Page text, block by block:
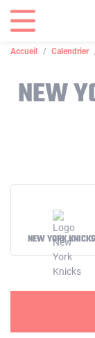
Accueil Calendrier
NEW
NEW YORK KNICKS
Panneau de gestion